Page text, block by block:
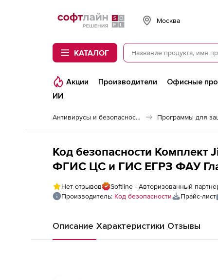
Softline
Москва
КАТАЛОГ
Акции Производители Офисные
ИИ
Антивирусы и безопасность
Код безопасности Комплект
ФГИС ЦС и ГИС ЕГРЗ ФАУ
бандл
Нет отзывов
Softline - Авторизованный
Производитель: Код безопасности Прайс-лист
Описание Характеристики Отзывы